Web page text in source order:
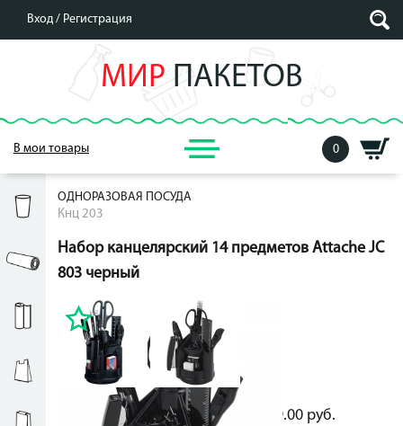
Вход / Регистрация
МИР ПАКЕТОВ
В мои товары 0
ОДНОРАЗОВАЯ ПОСУДА
Кнц 203
Набор канцелярский 14 предметов Attache JC
803 черный
169.00 руб. 169.00 руб.